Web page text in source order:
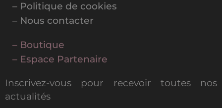
– Politique de cookies
– Nous contacter
– Boutique
– Espace Partenaire
Inscrivez-vous pour recevoir toutes nos
actualités